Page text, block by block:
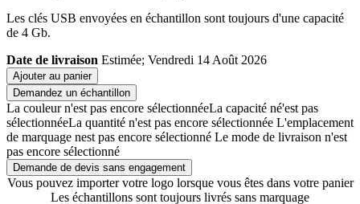
Les clés USB envoyées en échantillon sont toujours d'une capacité
de 4 Gb.
Date de livraison Estimée; Vendredi 14 Août 2026
Ajouter au panier
Demandez un échantillon
La couleur n'est pas encore sélectionnéeLa capacité né'est pas
sélectionnéeLa quantité n'est pas encore sélectionnée L'emplacement
de marquage nest pas encore sélectionné Le mode de livraison n'est
pas encore sélectionné
Demande de devis sans engagement
Vous pouvez importer votre logo lorsque vous êtes dans votre panier
Les échantillons sont toujours livrés sans marquage